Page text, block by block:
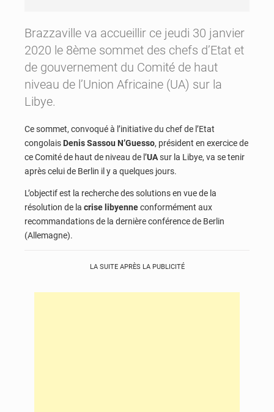
Brazzaville va accueillir ce jeudi 30 janvier
2020 le 8ème sommet des chefs d’Etat et
de gouvernement du Comité de haut
niveau de l’Union Africaine (UA) sur la
Libye.
Ce sommet, convoqué à l’initiative du chef de l’Etat
congolais Denis Sassou N’Guesso, président en exercice de
ce Comité de haut de niveau de l’UAsur la Libye, va se tenir
après celui de Berlin il y a quelques jours.
L’objectif est la recherche des solutions en vue de la
résolution de la crise libyenneconformément aux
recommandations de la dernière conférence de Berlin
(Allemagne).
LA SUITE APRÈS LA PUBLICITÉ